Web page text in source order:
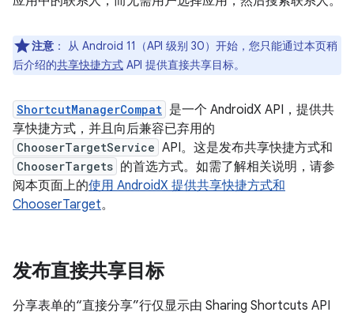
注意 ：
从 Android 11（API 级别 30）开始，您只能通过本页稍
后介绍的共享快捷方式 API 提供直接共享目标。
ShortcutManagerCompat 是一个 AndroidX API，提供共
享快捷方式，并且向后兼容已弃用的
ChooserTargetService API。这是发布共享快捷方式和
ChooserTargets 的首选方式。如需了解相关说明，请参
阅本页面上的使用 AndroidX 提供共享快捷方式和
ChooserTarget。
发布直接共享目标
分享表单的“直接分享”行仅显示由 Sharing Shortcuts API